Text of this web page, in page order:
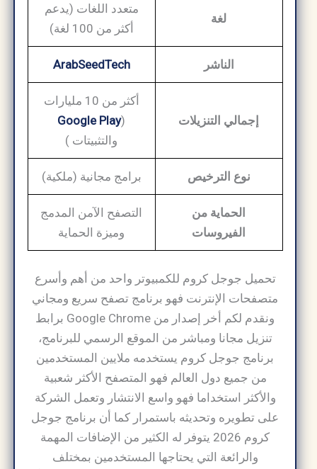
لغة
متعدد اللغات (يدعم
أكثر من 100 لغة)
الناشر ArabSeedTech
إجمالي التنزيلات
أكثر من 10 مليارات
Google Play
والتثبيتات )
نوع الترخيص برامج مجانية (ملكية)
الحماية من
الفيروسات
التصفح الآمن المدمج
وميزة الحماية
تحميل جوجل كروم للكمبيوتر واحد من أهم وأسرع
متصفحات الإنترنت فهو برنامج تصفح سريع ومجاني
ونقدم لكم أخر إصدار من Google Chrome برابط
تنزيل مجانا ومباشر من الموقع الرسمي للبرنامج،
برنامج جوجل كروم يستخدمه ملايين المستخدمين
من جميع دول العالم فهو المتصفح الأكثر شعبية
والأكثر استخداما فهو واسع الانتشار وتعمل الشركة
على تطويره وتحديثه باستمرار كما أن برنامج جوجل
كروم 2026 يتوفر له الكثير من الإضافات المهمة
والرائعة التي يحتاجها المستخدمين بمختلف